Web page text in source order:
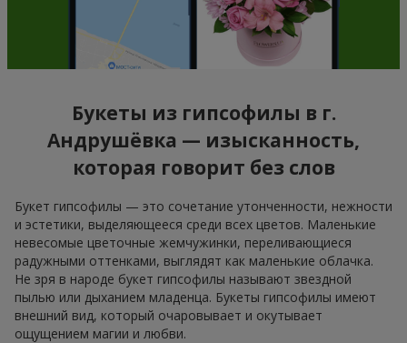
Букеты из гипсофилы в г.
Андрушёвка — изысканность,
которая говорит без слов
Букет гипсофилы — это сочетание утонченности, нежности
и эстетики, выделяющееся среди всех цветов. Маленькие
невесомые цветочные жемчужинки, переливающиеся
радужными оттенками, выглядят как маленькие облачка.
Не зря в народе букет гипсофилы называют звездной
пылью или дыханием младенца. Букеты гипсофилы имеют
внешний вид, который очаровывает и окутывает
ощущением магии и любви.